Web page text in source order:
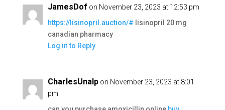
JamesDof on November 23, 2023 at 12:53 pm
https://lisinopril.auction/# lisinopril 20 mg
canadian pharmacy
Log in to Reply
CharlesUnalp on November 23, 2023 at 8:01
pm